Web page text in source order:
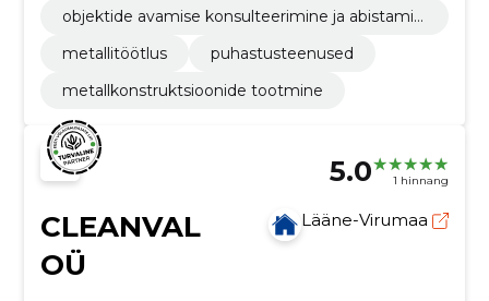
objektide avamise konsulteerimine ja abistamin
metallitöötlus
puhastusteenused
metallkonstruktsioonide tootmine
5.0 1 hinnang
CLEANVAL
OÜ
Lääne-Virumaa